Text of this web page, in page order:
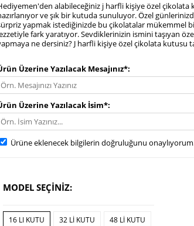
alabileceğiniz j harfli kişiye özel
ve şık bir kutuda sunuluyor. Özel
yapmak istediğinizde bu çikolatalar mükemmel
fark yaratıyor. Sevdiklerinizin ismini taşıyan
ne dersiniz? J harfli kişiye özel çikolata kutusu
Üzerine Yazılacak Mesajınız*
Üzerine Yazılacak İsim*
Ürüne eklenecek bilgilerin doğruluğunu
MODEL SEÇİNİZ:
16 LI KUTU 32 LI KUTU 48 LI KUTU